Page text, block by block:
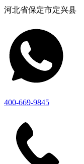
河北省保定市定兴县
400-669-9845